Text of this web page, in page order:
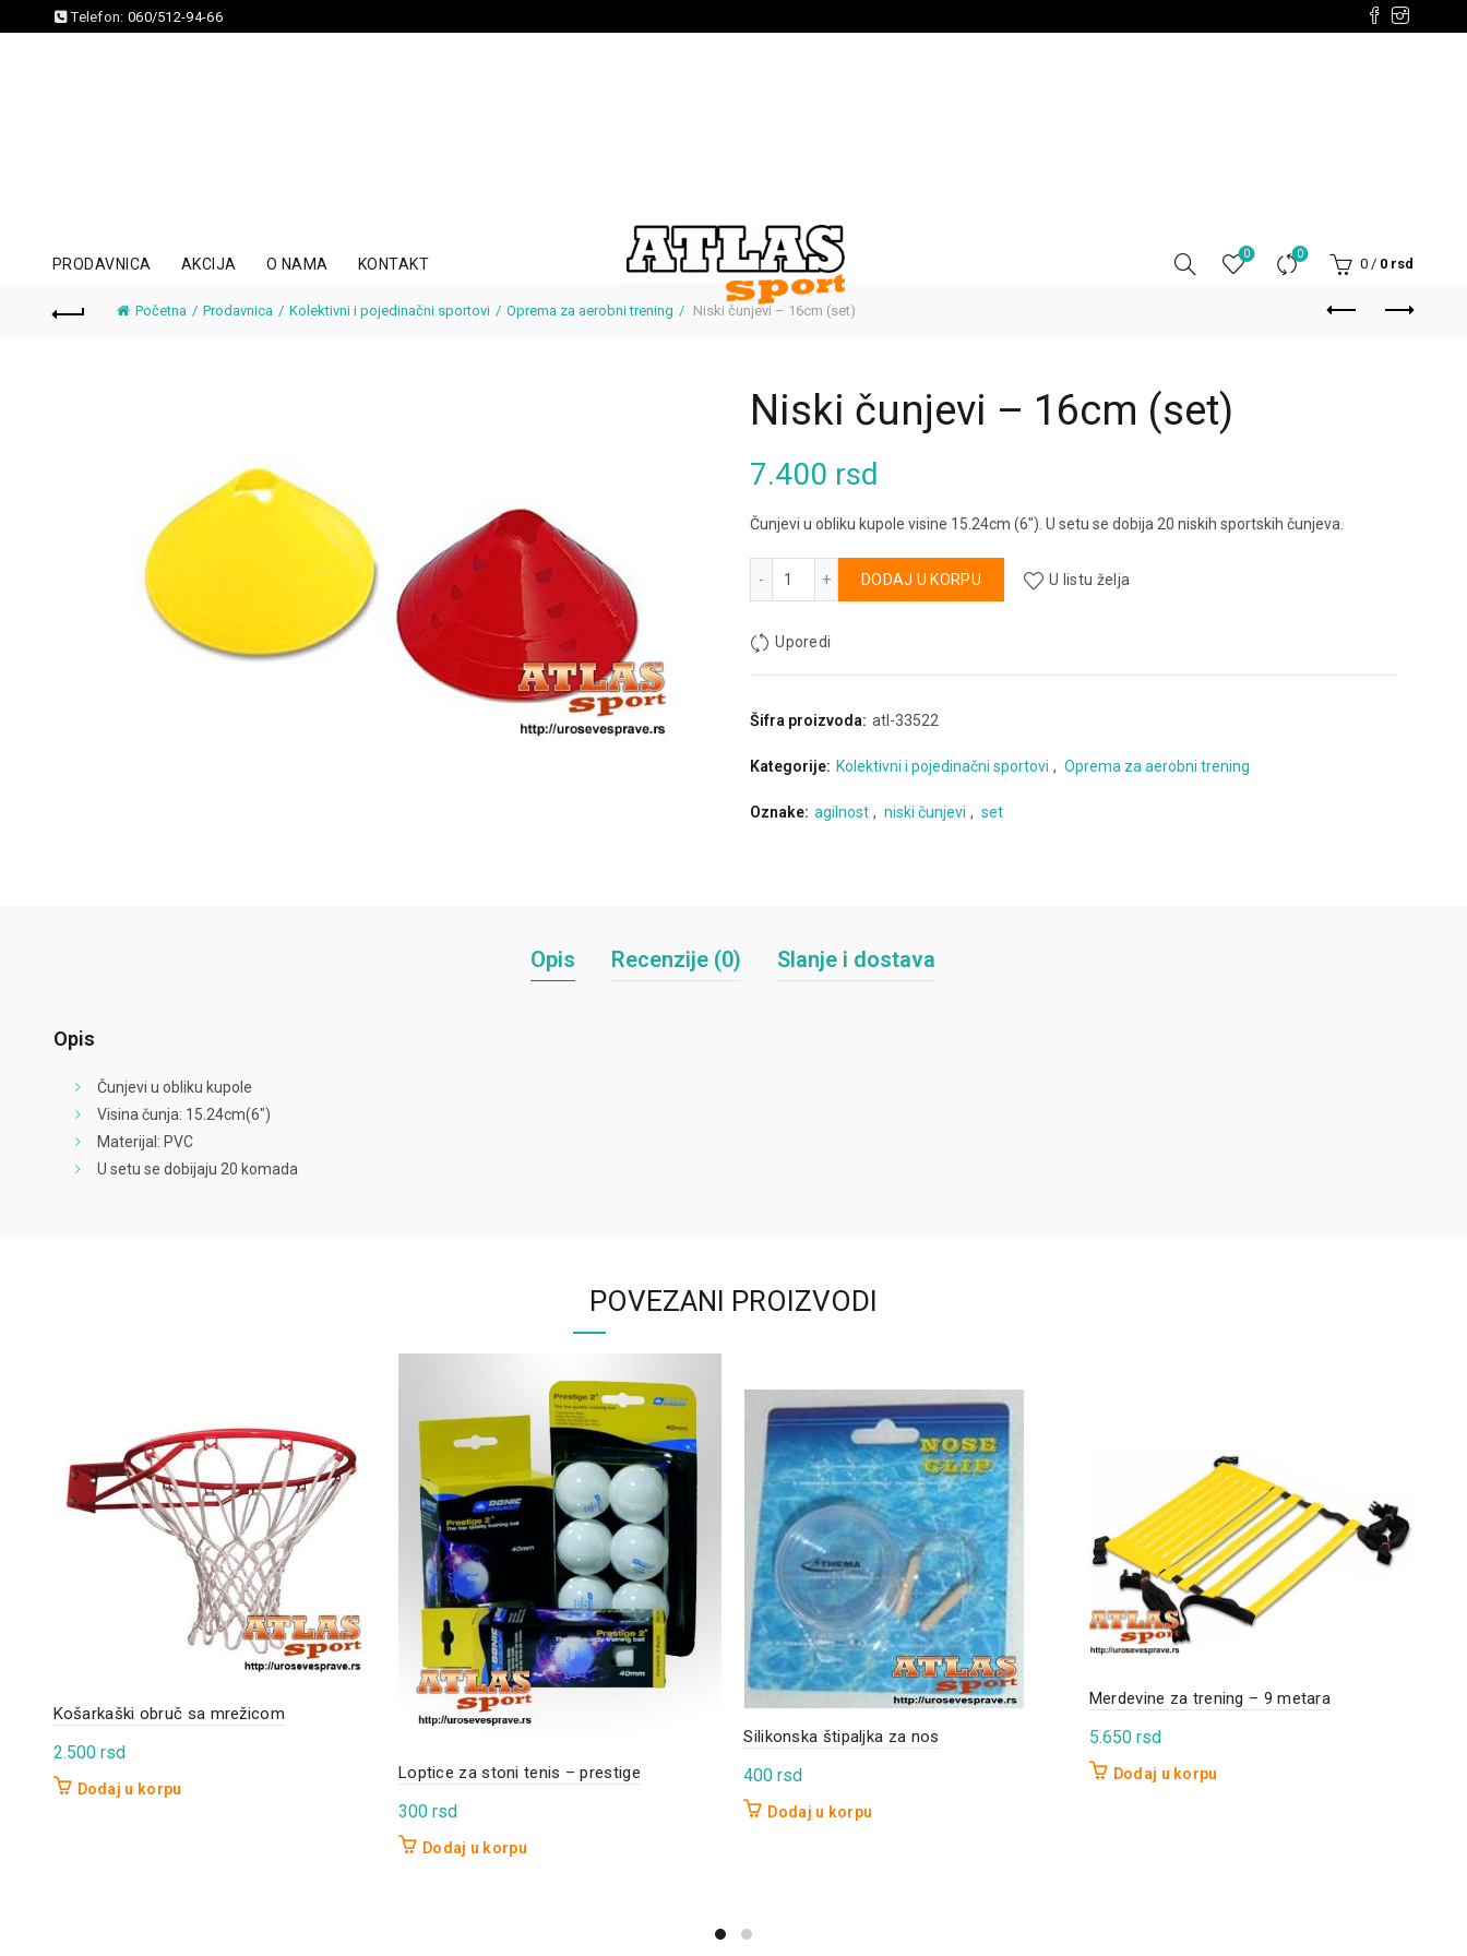
Telefon: 060/512-94-66
PRODAVNICA AKCIJA O NAMA KONTAKT
0 0
0 / 0 rsd
Početna Prodavnica Kolektivni i pojedinačni sportovi Oprema za aerobni trening Niski čunjevi – 16cm (set)
Niski čunjevi – 16cm (set)
7.400 rsd
Čunjevi u obliku kupole visine 15.24cm (6″). U setu se dobija 20 niskih sportskih čunjeva.
DODAJ U KORPU
Alternative:
U listu želja
Uporedi
Šifra proizvoda: atl-33522
Kategorije: Kolektivni i pojedinačni sportovi , Oprema za aerobni trening
Oznake: agilnost , niski čunjevi , set
Opis Recenzije (0) Slanje i dostava
Opis
Čunjevi u obliku kupole
Visina čunja: 15.24cm(6″)
Materijal: PVC
U setu se dobijaju 20 komada
POVEZANI PROIZVODI
Košarkaški obruč sa mrežicom
2.500 rsd
Dodaj u korpu
Loptice za stoni tenis – prestige
300 rsd
Dodaj u korpu
Silikonska štipaljka za nos
400rsd
Dodaj u korpu
Merdevine za trening – 9 metara
5.650 rsd
Dodaj u korpu